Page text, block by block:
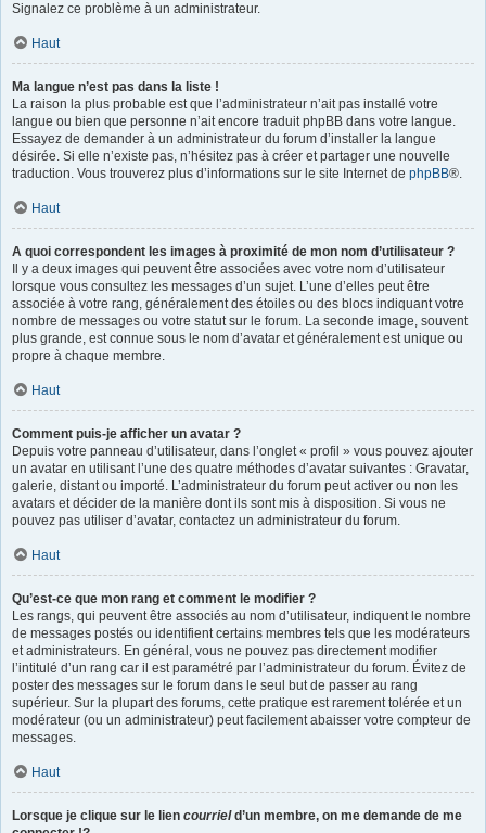
Signalez ce problème à un administrateur.
Haut
Ma langue n’est pas dans la liste !
La raison la plus probable est que l’administrateur n’ait pas installé votre
langue ou bien que personne n’ait encore traduit phpBB dans votre langue.
Essayez de demander à un administrateur du forum d’installer la langue
désirée. Si elle n’existe pas, n’hésitez pas à créer et partager une nouvelle
traduction. Vous trouverez plus d’informations sur le site Internet de phpBB®.
Haut
A quoi correspondent les images à proximité de mon nom d’utilisateur ?
Il y a deux images qui peuvent être associées avec votre nom d’utilisateur
lorsque vous consultez les messages d’un sujet. L’une d’elles peut être
associée à votre rang, généralement des étoiles ou des blocs indiquant votre
nombre de messages ou votre statut sur le forum. La seconde image, souvent
plus grande, est connue sous le nom d’avatar et généralement est unique ou
propre à chaque membre.
Haut
Comment puis-je afficher un avatar ?
Depuis votre panneau d’utilisateur, dans l’onglet « profil » vous pouvez ajouter
un avatar en utilisant l’une des quatre méthodes d’avatar suivantes : Gravatar,
galerie, distant ou importé. L’administrateur du forum peut activer ou non les
avatars et décider de la manière dont ils sont mis à disposition. Si vous ne
pouvez pas utiliser d’avatar, contactez un administrateur du forum.
Haut
Qu’est-ce que mon rang et comment le modifier ?
Les rangs, qui peuvent être associés au nom d’utilisateur, indiquent le nombre
de messages postés ou identifient certains membres tels que les modérateurs
et administrateurs. En général, vous ne pouvez pas directement modifier
l’intitulé d’un rang car il est paramétré par l’administrateur du forum. Évitez de
poster des messages sur le forum dans le seul but de passer au rang
supérieur. Sur la plupart des forums, cette pratique est rarement tolérée et un
modérateur (ou un administrateur) peut facilement abaisser votre compteur de
messages.
Haut
Lorsque je clique sur le lien courrield’un membre, on me demande de me